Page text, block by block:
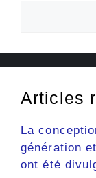
Articles
La
génération
ont été